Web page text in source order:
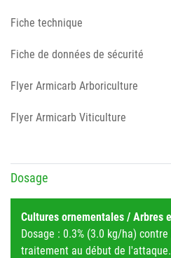
Fiche technique
Fiche de données de sécurité
Flyer Armicarb Arboriculture
Flyer Armicarb Viticulture
Dosage
Cultures ornementales / Arbres
Dosage : 0.3% (3.0 kg/ha)
traitement au début de